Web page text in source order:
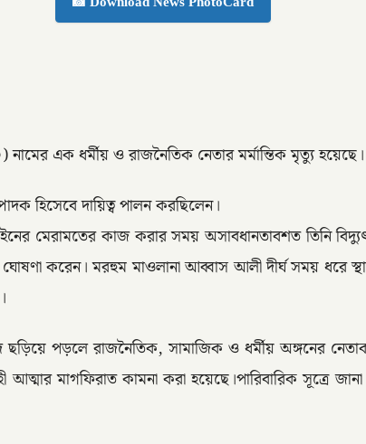
এক ধর্মীয় ও রাজনৈতিক নেতার মর্মান্তিক মৃত্যু হয়েছে।
হিসেবে দায়িত্ব পালন করছিলেন।
মেরামতের কাজ করার সময় অসাবধানতাবশত তিনি
করেন। মরহুম মাওলানা আব্বাস আলী দীর্ঘ সময় ধরে
পড়লে রাজনৈতিক, সামাজিক ও ধর্মীয় অঙ্গনের
আত্মার মাগফিরাত কামনা করা হয়েছে।পারিবারিক সূত্রে